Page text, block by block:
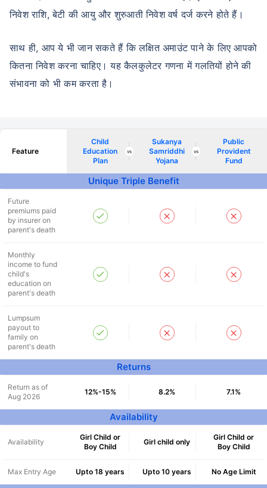
निवेश राशि, बेटी की आयु और शुरुआती निवेश वर्ष दर्ज करने होते हैं।
साथ ही, आप ये भी जान सकते हैं कि लक्षित अमाउंट पाने के लिए आपको
कितना निवेश करना चाहिए। यह कैलकुलेटर गणना में गलतियों होने की
संभावना को भी कम करता है।
Feature
Child
Education
Plan
vs
Sukanya
Samriddhi
Yojana
vs
Public
Provident
Fund
Unique Triple Benefit
Future
premiums paid
by insurer on
parent's death
Monthly
income to fund
child's
education on
parent's death
Lumpsum
payout to
family on
parent's death
Returns
Return as of
Aug 2026
12%-15% 8.2% 7.1%
Availability
Availability
Girl Child or
Boy Child
Girl child only
Girl Child or
Boy Child
Max Entry Age Upto 18 years Upto 10 years No Age Limit